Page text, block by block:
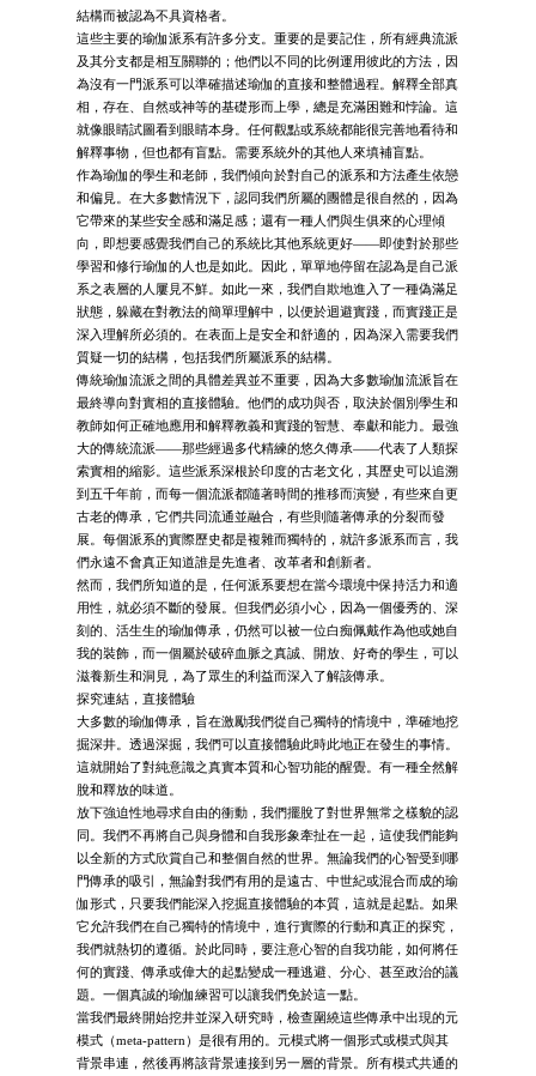
結構而被認為不具資格者。
這些主要的瑜伽派系有許多分支。重要的是要記住，所有經典流派
及其分支都是相互關聯的；他們以不同的比例運用彼此的方法，因
為沒有一門派系可以準確描述瑜伽的直接和整體過程。解釋全部真
相，存在、自然或神等的基礎形而上學，總是充滿困難和悖論。這
就像眼睛試圖看到眼睛本身。任何觀點或系統都能很完善地看待和
解釋事物，但也都有盲點。需要系統外的其他人來填補盲點。
作為瑜伽的學生和老師，我們傾向於對自己的派系和方法產生依戀
和偏見。在大多數情況下，認同我們所屬的團體是很自然的，因為
它帶來的某些安全感和滿足感；還有一種人們與生俱來的心理傾
向，即想要感覺我們自己的系統比其他系統更好——即使對於那些
學習和修行瑜伽的人也是如此。因此，單單地停留在認為是自己派
系之表層的人屢見不鮮。如此一來，我們自欺地進入了一種偽滿足
狀態，躲藏在對教法的簡單理解中，以便於迴避實踐，而實踐正是
深入理解所必須的。在表面上是安全和舒適的，因為深入需要我們
質疑一切的結構，包括我們所屬派系的結構。
傳統瑜伽流派之間的具體差異並不重要，因為大多數瑜伽流派旨在
最終導向對實相的直接體驗。他們的成功與否，取決於個別學生和
教師如何正確地應用和解釋教義和實踐的智慧、奉獻和能力。最強
大的傳統流派——那些經過多代精練的悠久傳承——代表了人類探
索實相的縮影。這些派系深根於印度的古老文化，其歷史可以追溯
到五千年前，而每一個流派都隨著時間的推移而演變，有些來自更
古老的傳承，它們共同流通並融合，有些則隨著傳承的分裂而發
展。每個派系的實際歷史都是複雜而獨特的，就許多派系而言，我
們永遠不會真正知道誰是先進者、改革者和創新者。
然而，我們所知道的是，任何派系要想在當今環境中保持活力和適
用性，就必須不斷的發展。但我們必須小心，因為一個優秀的、深
刻的、活生生的瑜伽傳承，仍然可以被一位白痴佩戴作為他或她自
我的裝飾，而一個屬於破碎血脈之真誠、開放、好奇的學生，可以
滋養新生和洞見，為了眾生的利益而深入了解該傳承。
探究連結，直接體驗
大多數的瑜伽傳承，旨在激勵我們從自己獨特的情境中，準確地挖
掘深井。透過深掘，我們可以直接體驗此時此地正在發生的事情。
這就開始了對純意識之真實本質和心智功能的醒覺。有一種全然解
脫和釋放的味道。
放下強迫性地尋求自由的衝動，我們擺脫了對世界無常之樣貌的認
同。我們不再將自己與身體和自我形象牽扯在一起，這使我們能夠
以全新的方式欣賞自己和整個自然的世界。無論我們的心智受到哪
門傳承的吸引，無論對我們有用的是遠古、中世紀或混合而成的瑜
伽形式，只要我們能深入挖掘直接體驗的本質，這就是起點。如果
它允許我們在自己獨特的情境中，進行實際的行動和真正的探究，
我們就熱切的遵循。於此同時，要注意心智的自我功能，如何將任
何的實踐、傳承或偉大的起點變成一種逃避、分心、甚至政治的議
題。一個真誠的瑜伽練習可以讓我們免於這一點。
當我們最終開始挖井並深入研究時，檢查圍繞這些傳承中出現的元
模式（meta-pattern）是很有用的。元模式將一個形式或模式與其
背景串連，然後再將該背景連接到另一層的背景。所有模式共通的